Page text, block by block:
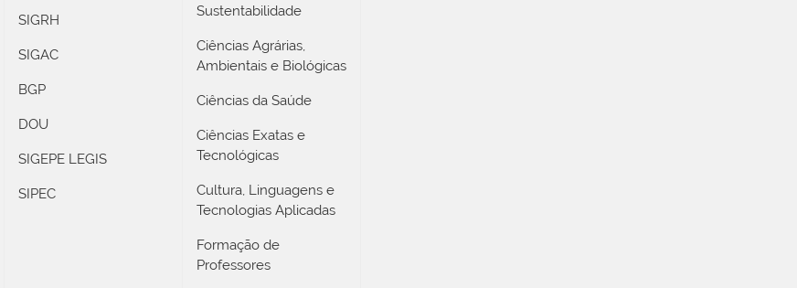
SIGRH
SIGAC
BGP
DOU
SIGEPE LEGIS
SIPEC
Sustentabilidade
Ciências Agrárias,
Ambientais e Biológicas
Ciências da Saúde
Ciências Exatas e
Tecnológicas
Cultura, Linguagens e
Tecnologias Aplicadas
Formação de
Professores